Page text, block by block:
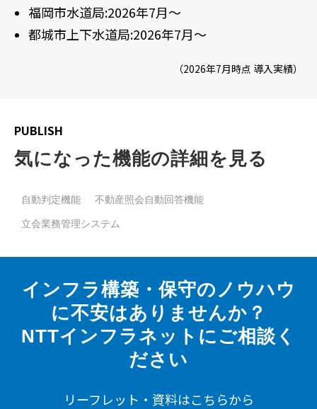
福岡市水道局:2026年7月～
都城市上下水道局:2026年7月～
（2026年7月時点 導入実績）
PUBLISH
気になった機能の詳細を見る
自動判定機能 不動産照会自動回答機能
立会業務管理システム
インフラ構築・保守のノウハウ
に不安はありませんか？
NTTインフラネットにご相談く
ださい
リーフレット・資料はこちらから